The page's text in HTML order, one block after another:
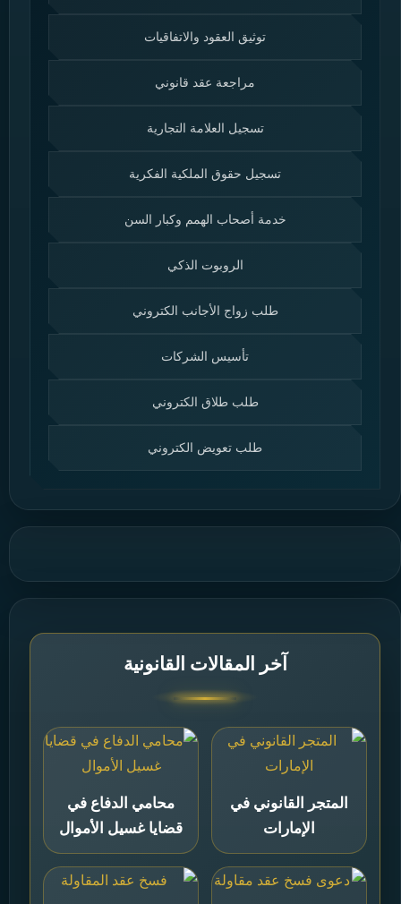
توثيق العقود والاتفاقيات
مراجعة عقد قانوني
تسجيل العلامة التجارية
تسجيل حقوق الملكية الفكرية
خدمة أصحاب الهمم وكبار السن
الروبوت الذكي
طلب زواج الأجانب الكتروني
تأسيس الشركات
طلب طلاق الكتروني
طلب تعويض الكتروني
آخر المقالات القانونية
المتجر القانوني في
الإمارات
محامي الدفاع في
قضايا غسيل الأموال